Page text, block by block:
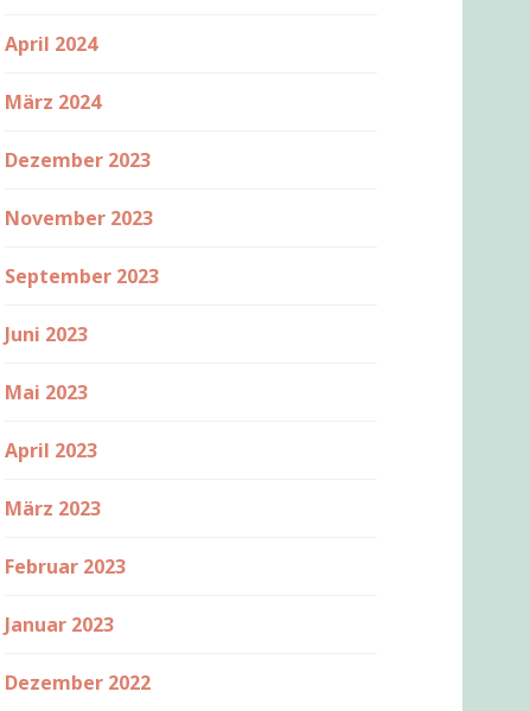
April 2024
März 2024
Dezember 2023
November 2023
September 2023
Juni 2023
Mai 2023
April 2023
März 2023
Februar 2023
Januar 2023
Dezember 2022